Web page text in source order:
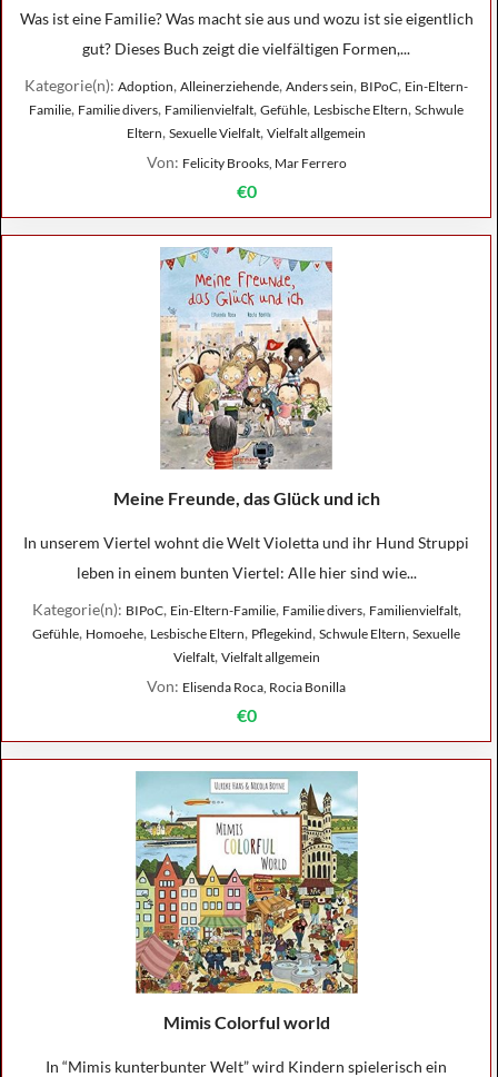
Was ist eine Familie? Was macht sie aus und wozu ist sie eigentlich
gut? Dieses Buch zeigt die vielfältigen Formen,...
Kategorie(n): Adoption, Alleinerziehende, Anders sein, BIPoC, Ein-Eltern-
Familie, Familie divers, Familienvielfalt, Gefühle, Lesbische Eltern, Schwule
Eltern, Sexuelle Vielfalt, Vielfalt allgemein
Von: Felicity Brooks, Mar Ferrero
€0
Meine Freunde, das Glück und ich
In unserem Viertel wohnt die Welt Violetta und ihr Hund Struppi
leben in einem bunten Viertel: Alle hier sind wie...
Kategorie(n): BIPoC, Ein-Eltern-Familie, Familie divers, Familienvielfalt,
Gefühle, Homoehe, Lesbische Eltern, Pflegekind, Schwule Eltern, Sexuelle
Vielfalt, Vielfalt allgemein
Von: Elisenda Roca, Rocia Bonilla
€0
Mimis Colorful world
In “Mimis kunterbunter Welt” wird Kindern spielerisch ein